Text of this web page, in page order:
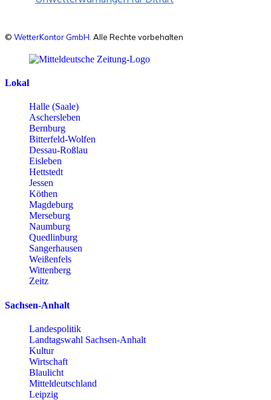
© WetterKontor GmbH . Alle Rechte vorbehalten
Lokal
Halle (Saale)
Aschersleben
Bernburg
Bitterfeld-Wolfen
Dessau-Roßlau
Eisleben
Hettstedt
Jessen
Köthen
Magdeburg
Merseburg
Naumburg
Quedlinburg
Sangerhausen
Weißenfels
Wittenberg
Zeitz
Sachsen-Anhalt
Landespolitik
Landtagswahl Sachsen-Anhalt
Kultur
Wirtschaft
Blaulicht
Mitteldeutschland
Leipzig